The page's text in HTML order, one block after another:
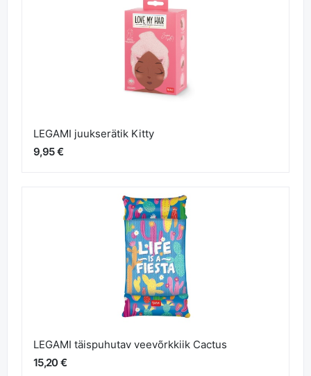
LEGAMI juukserätik Kitty
9,95 €
LEGAMI täispuhutav veevõrkkiik Cactus
15,20 €